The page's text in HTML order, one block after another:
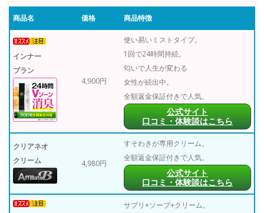
商品名 価格 商品特徴
インナー
ブラン
4,900円
使い易いミストタイプ。
1回で24時間持続。
匂いで人生が変わる
女性が続出中。
全額返金保証付きで人気。
公式サイト
口コミ・体験談はこちら
クリアネオ
クリーム
4,980円
すそわきが専用クリーム。
全額返金保証付きで人気。
公式サイト
口コミ・体験談はこちら
サプリ+ソープ+クリーム。